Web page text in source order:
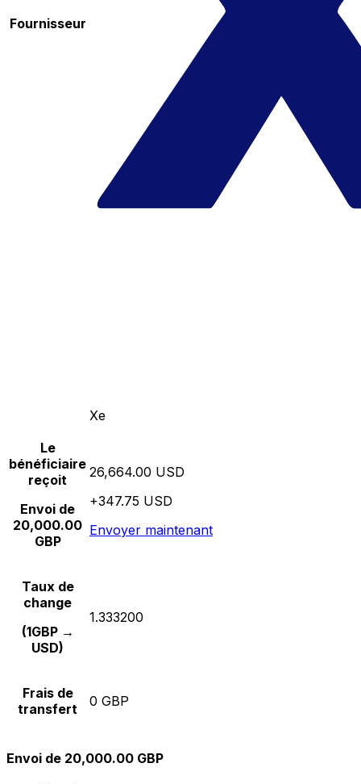
Fournisseur
Xe
Le
bénéficiaire
reçoit
Envoi de
20,000.00
GBP
26,664.00 USD
+347.75 USD
Envoyer maintenant
Taux de
change
(1GBP →
USD)
1.333200
Frais de
transfert
0 GBP
Envoi de 20,000.00 GBP